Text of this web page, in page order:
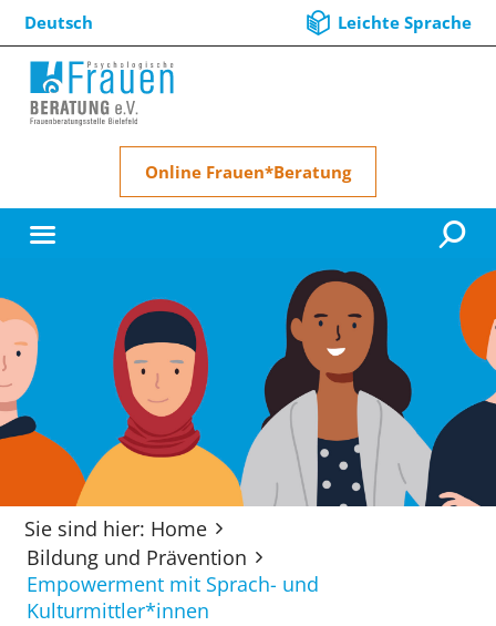
Deutsch Leichte Sprache
Online Frauen*Beratung
Sie sind hier: Home
Bildung und Prävention
Empowerment mit Sprach- und
Kulturmittler*innen